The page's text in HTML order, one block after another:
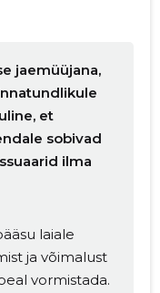
jaemüüjana,
et
sobivad
ilma
laiale
ja võimalust
vormistada.